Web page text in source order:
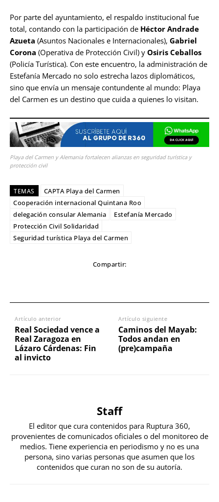
Por parte del ayuntamiento, el respaldo institucional fue
total, contando con la participación de Héctor Andrade
Azueta (Asuntos Nacionales e Internacionales), Gabriel
Corona (Operativa de Protección Civil) y Osiris Ceballos
(Policía Turística). Con este encuentro, la administración de
Estefanía Mercado no solo estrecha lazos diplomáticos,
sino que envía un mensaje contundente al mundo: Playa
del Carmen es un destino que cuida a quienes lo visitan.
Playa del Carmen y Alemania fortalecen alianzas en seguridad turística y
protección civil
TEMAS
CAPTA Playa del Carmen
Cooperación internacional Quintana Roo
delegación consular Alemania
Estefanía Mercado
Protección Civil Solidaridad
Seguridad turística Playa del Carmen
Compartir:
Artículo anterior
Real Sociedad vence a
Real Zaragoza en
Lázaro Cárdenas: Fin
al invicto
Artículo siguiente
Caminos del Mayab:
Todos andan en
(pre)campaña
Staff
El editor que cura contenidos para Ruptura 360,
provenientes de comunicados oficiales o del monitoreo de
medios. Tiene experiencia en periodismo y no es una
persona, sino varias personas que asumen que los
contenidos que curan no son de su autoría.